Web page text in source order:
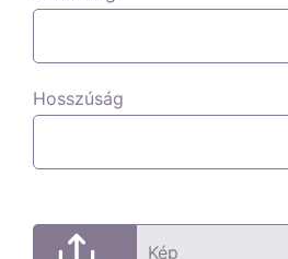
Hosszúság
Kép